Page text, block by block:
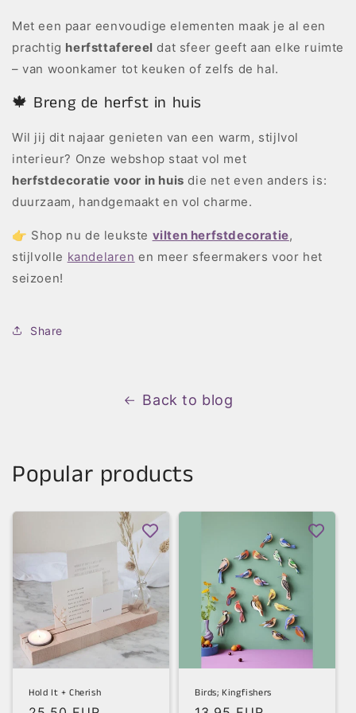
Met een paar eenvoudige elementen maak je al een
prachtig herfsttafereel dat sfeer geeft aan elke ruimte
– van woonkamer tot keuken of zelfs de hal.
🍁 Breng de herfst in huis
Wil jij dit najaar genieten van een warm, stijlvol
interieur? Onze webshop staat vol met
herfstdecoratie voor in huis die net even anders is:
duurzaam, handgemaakt en vol charme.
👉 Shop nu de leukste vilten herfstdecoratie,
stijlvolle kandelaren en meer sfeermakers voor het
seizoen!
Share
Back to blog
Popular products
Hold It + Cherish Birds; Kingfishers